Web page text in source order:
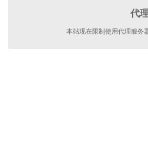
代
本站现在限制使用代理服务